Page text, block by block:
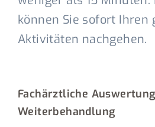
können Sie sofort Ihren
Aktivitäten nachgehen.
Fachärztliche
Weiterbehandlung